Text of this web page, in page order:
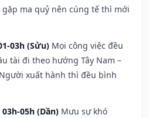
ma quỷ nên cúng tế thì mới
03h (Sửu) Mọi công việc đều
tài đi theo hướng Tây Nam –
xuất hành thì đều bình
05h (Dần) Mưu sự khó